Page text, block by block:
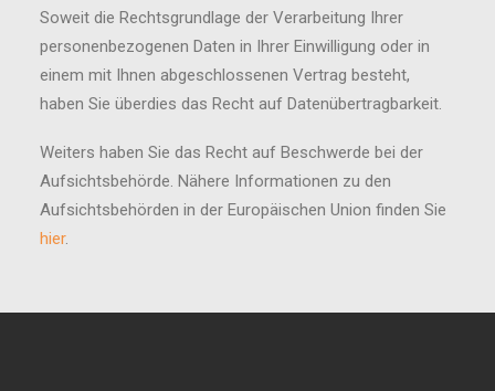
Soweit die Rechtsgrundlage der Verarbeitung Ihrer
personenbezogenen Daten in Ihrer Einwilligung oder in
einem mit Ihnen abgeschlossenen Vertrag besteht,
haben Sie überdies das Recht auf Datenübertragbarkeit.
Weiters haben Sie das Recht auf Beschwerde bei der
Aufsichtsbehörde. Nähere Informationen zu den
Aufsichtsbehörden in der Europäischen Union finden Sie
hier.